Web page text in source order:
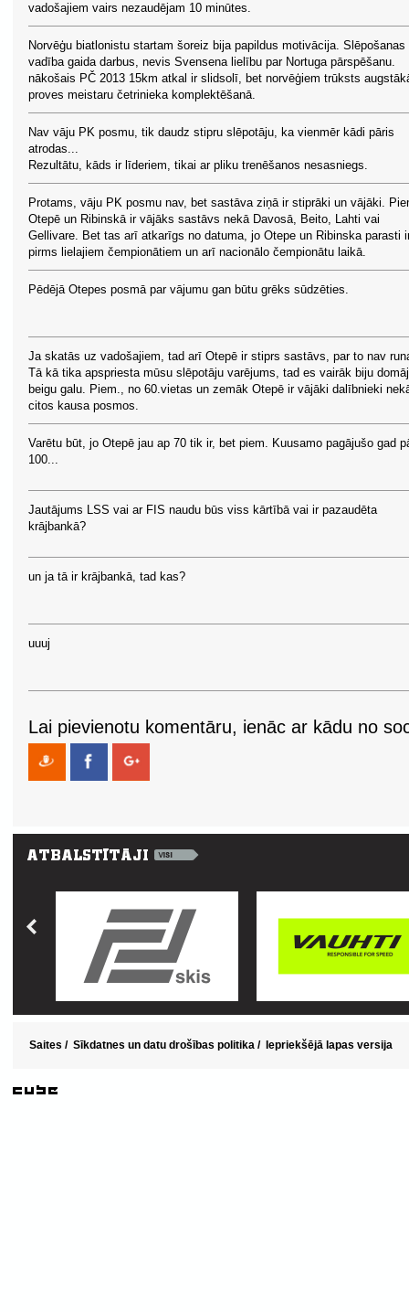
vadošajiem vairs nezaudējam 10 minūtes.
Norvēģu biatlonistu startam šoreiz bija papildus motivācija. Slēpošanas
vadība gaida darbus, nevis Svensena lielību par Nortuga pārspēšanu.
nākošais PČ 2013 15km atkal ir slidsolī, bet norvēģiem trūksts
proves meistaru četrinieka komplektēšanā.
Nav vāju PK posmu, tik daudz stipru slēpotāju, ka vienmēr kādi pāris
atrodas...
Rezultātu, kāds ir līderiem, tikai ar pliku trenēšanos nesasniegs.
Protams, vāju PK posmu nav, bet sastāva ziņā ir stiprāki un vājāki.
Otepē un Ribinskā ir vājāks sastāvs nekā Davosā, Beito, Lahti vai
Gellivare. Bet tas arī atkarīgs no datuma, jo Otepe un Ribinska parasti
pirms lielajiem čempionātiem un arī nacionālo čempionātu laikā.
Pēdējā Otepes posmā par vājumu gan būtu grēks sūdzēties.
Ja skatās uz vadošajiem, tad arī Otepē ir stiprs sastāvs, par to nav
Tā kā tika apspriesta mūsu slēpotāju varējums, tad es vairāk biju
beigu galu. Piem., no 60.vietas un zemāk Otepē ir vājāki dalībnieki
citos kausa posmos.
Varētu būt, jo Otepē jau ap 70 tik ir, bet piem. Kuusamo pagājušo gad
100...
Jautājums LSS vai ar FIS naudu būs viss kārtībā vai ir pazaudēta
krājbankā?
un ja tā ir krājbankā, tad kas?
uuuj
Lai pievienotu komentāru, ienāc ar kādu no
Saites / Sīkdatnes un datu drošības politika / Iepriekšējā lapas versija